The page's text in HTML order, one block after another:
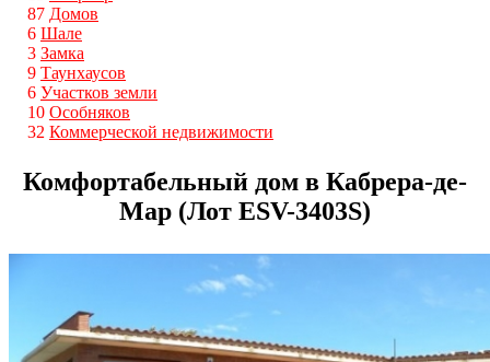
87 Домов
6 Шале
3 Замка
9 Таунхаусов
6 Участков земли
10 Особняков
32 Коммерческой недвижимости
Комфортабельный дом в Кабрера-де-
Мар (Лот ESV-3403S)